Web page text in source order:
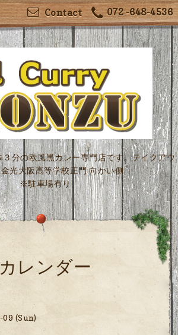
072 -648-4536
Contact
分の欧風黒カレー専門店です。テイクアウ
光大阪高等学校正門 向かい側
※駐車場有り
カレンダー
(Sun)